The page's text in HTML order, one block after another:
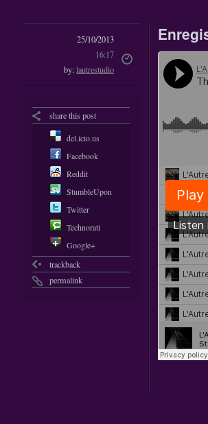
25/10/2013
16:17
by:lautrestudio
share this post
del.icio.us
Facebook
Reddit
StumbleUpon
Twitter
Technorati
Google+
trackback
permalink